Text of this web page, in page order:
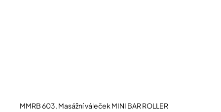
MMRB 603, Masážní váleček MINI BAR ROLLER